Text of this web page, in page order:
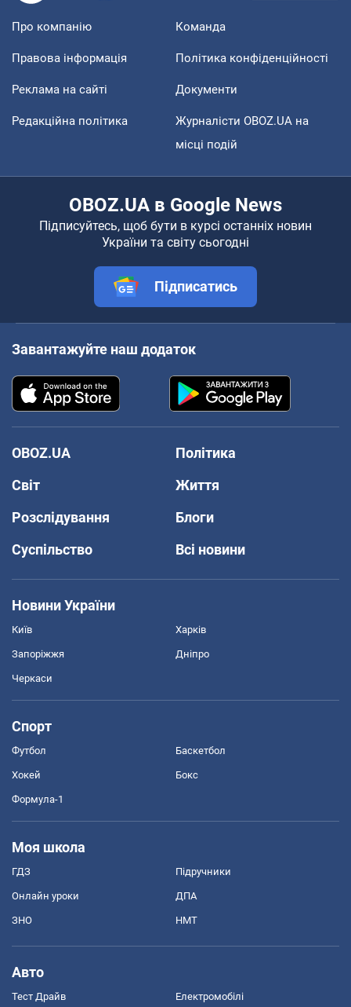
Про компанію Команда
Правова інформація Політика конфіденційності
Реклама на сайті Документи
Редакційна політика
Журналісти OBOZ.UA на
місці подій
OBOZ.UA в Google News
Підписуйтесь, щоб бути в курсі останніх новин
України та світу сьогодні
Підписатись
Завантажуйте наш додаток
OBOZ.UA
Політика
Світ
Життя
Розслідування
Блоги
Суспільство
Всі новини
Новини України
Київ Харків
Запоріжжя Дніпро
Черкаси
Спорт
Футбол Баскетбол
Хокей Бокс
Формула-1
Моя школа
ГДЗ Підручники
Онлайн уроки ДПА
ЗНО НМТ
Авто
Тест Драйв Електромобілі